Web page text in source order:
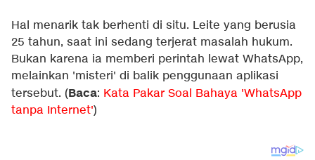
Hal menarik tak berhenti di situ. Leite yang berusia
25 tahun, saat ini sedang terjerat masalah hukum.
Bukan karena ia memberi perintah lewat WhatsApp,
melainkan 'misteri' di balik penggunaan aplikasi
tersebut. (Baca: Kata Pakar Soal Bahaya 'WhatsApp
tanpa Internet')